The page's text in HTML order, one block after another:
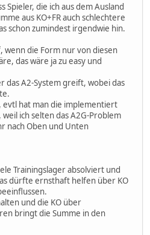
Spieler, die ich aus dem Ausland
aus KO+FR auch schlechtere
schon zumindest irgendwie hin.
wenn die Form nur von diesen
das wäre ja zu easy und
das A2-System greift, wobei das
evtl hat man die implementiert
ich selten das A2G-Problem
nach Oben und Unten
Trainingslager absolviert und
dürfte ernsthaft helfen über KO
und die KO über
bringt die Summe in den